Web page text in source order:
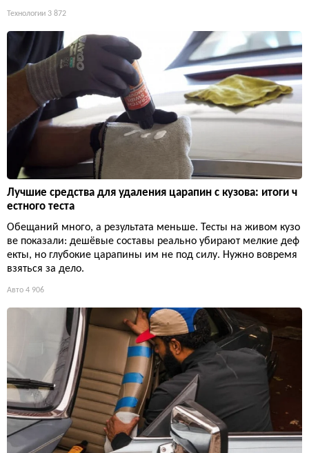
Технологии 3 872
Лучшие средства для удаления царапин с кузова: итоги ч
естного теста
Обещаний много, а результата меньше. Тесты на живом кузо
ве показали: дешёвые составы реально убирают мелкие деф
екты, но глубокие царапины им не под силу. Нужно вовремя
взяться за дело.
Авто 4 906